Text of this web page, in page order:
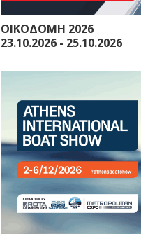
ΟΙΚΟΔΟΜΗ 2026
23.10.2026 - 25.10.2026